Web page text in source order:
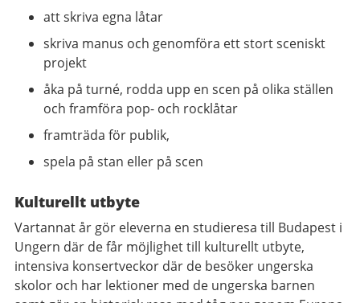
att skriva egna låtar
skriva manus och genomföra ett stort sceniskt
projekt
åka på turné, rodda upp en scen på olika ställen
och framföra pop- och rocklåtar
framträda för publik,
spela på stan eller på scen
Kulturellt utbyte
Vartannat år gör eleverna en studieresa till Budapest i
Ungern där de får möjlighet till kulturellt utbyte,
intensiva konsertveckor där de besöker ungerska
skolor och har lektioner med de ungerska barnen